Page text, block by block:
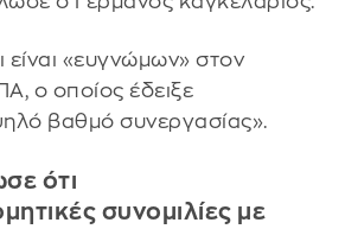
είναι «ευγνώμων» στον
ο οποίος έδειξε
βαθμό συνεργασίας».
ότι
συνομιλίες με